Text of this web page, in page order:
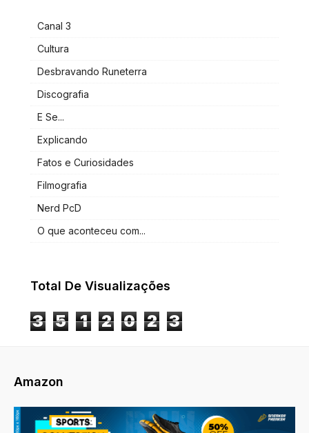
Canal 3
Cultura
Desbravando Runeterra
Discografia
E Se...
Explicando
Fatos e Curiosidades
Filmografia
Nerd PcD
O que aconteceu com...
Total De Visualizações
3 5 1 2 0 2 3
Amazon